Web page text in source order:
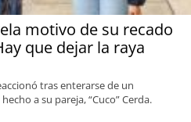
motivo de su recado
que dejar la raya
tras enterarse de un
a su pareja, “Cuco” Cerda.